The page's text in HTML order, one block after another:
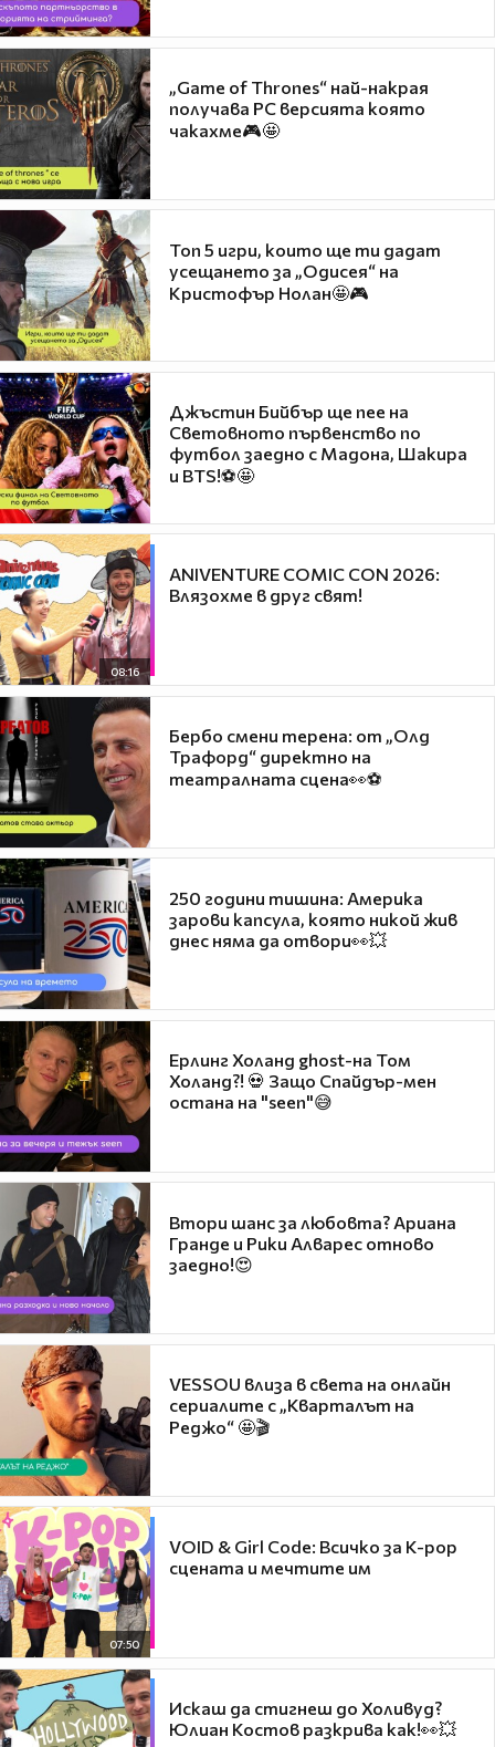
„Game of Thrones“ най-накрая
получава PC версията която
чакахме🎮🤩
Топ 5 игри, които ще ти дадат
усещането за „Одисея“ на
Кристофър Нолан🤩🎮
Джъстин Бийбър ще пее на
Световното първенство по
футбол заедно с Мадона, Шакира
и BTS!⚽🤩
08:16
ANIVENTURE COMIC CON 2026:
Влязохме в друг свят!
Бербо смени терена: от „Олд
Трафорд“ директно на
театралната сцена👀⚽
250 години тишина: Америка
зарови капсула, която никой жив
днес няма да отвори👀💥
Ерлинг Холанд ghost-на Том
Холанд?! 💀 Защо Спайдър-мен
остана на "seen"😅
Втори шанс за любовта? Ариана
Гранде и Рики Алварес отново
заедно!😍
VESSOU влиза в света на онлайн
сериалите с „Кварталът на
Реджо“ 🤩🎬
07:50
VOID & Girl Code: Всичко за K-pop
сцената и мечтите им
Искаш да стигнеш до Холивуд?
Юлиан Костов разкрива как!👀💥